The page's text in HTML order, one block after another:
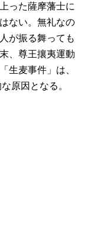
った薩摩藩士に
ない。無礼なの
が振る舞っても
、尊王攘夷運動
生麦事件」は、
原因となる。